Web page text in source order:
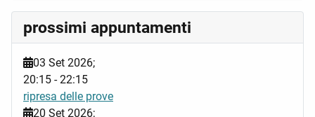
prossimi appuntamenti
03 Set 2026;
20:15 -22:15
ripresa delle prove
20 Set 2026;